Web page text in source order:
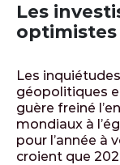
Les
optimistes
Les
géopolitiques
guère freiné
mondiaux à
pour l’année à
croient que